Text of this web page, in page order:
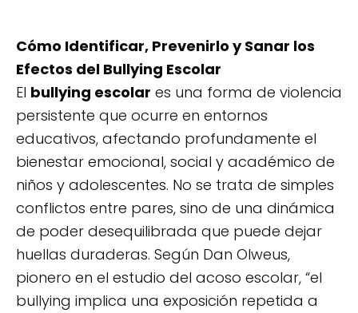
Cómo Identificar, Prevenirlo y Sanar los
Efectos del Bullying Escolar
El bullying escolar es una forma de violencia
persistente que ocurre en entornos
educativos, afectando profundamente el
bienestar emocional, social y académico de
niños y adolescentes. No se trata de simples
conflictos entre pares, sino de una dinámica
de poder desequilibrada que puede dejar
huellas duraderas. Según Dan Olweus,
pionero en el estudio del acoso escolar, “el
bullying implica una exposición repetida a